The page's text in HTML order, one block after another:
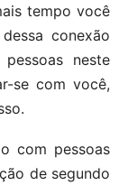
tempo você
conexão
neste
se com você,
com pessoas
de segundo